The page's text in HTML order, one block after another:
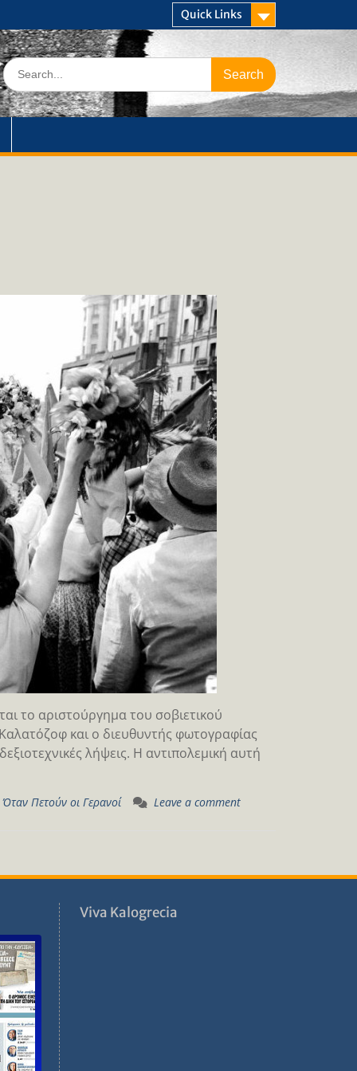
Quick Links
Search
for:
το αριστούργημα του σοβιετικού
και ο διευθυντής φωτογραφίας
λήψεις. Η αντιπολεμική αυτή
Όταν Πετούν οι Γερανοί Leave a comment
Viva Kalogrecia